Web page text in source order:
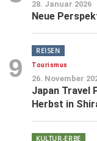
28. Januar 2026
Neue
9
REISEN
Tourismus
26. November
Japan Travel
Herbst in
KULTUR-ERBE